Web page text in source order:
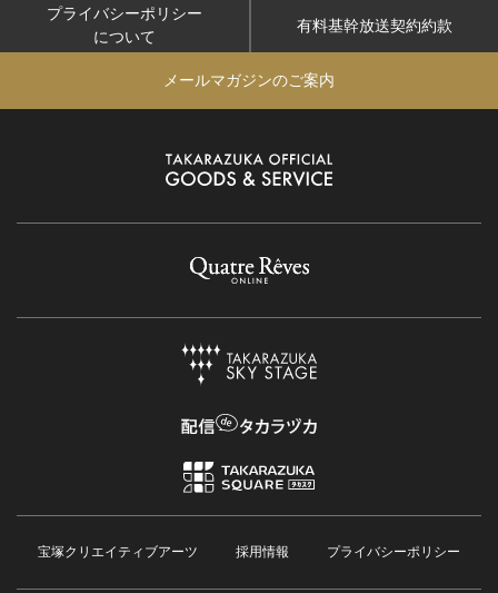
プライバシーポリシー
について
有料基幹放送契約約款
メールマガジンのご案内
宝塚クリエイティブアーツ 採用情報 プライバシーポリシー